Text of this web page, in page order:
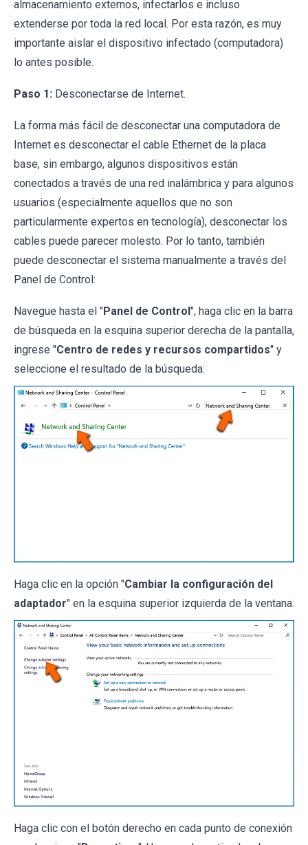
almacenamiento externos, infectarlos e incluso
extenderse por toda la red local. Por esta razón, es muy
importante aislar el dispositivo infectado (computadora)
lo antes posible.
Paso 1: Desconectarse de Internet.
La forma más fácil de desconectar una computadora de
Internet es desconectar el cable Ethernet de la placa
base, sin embargo, algunos dispositivos están
conectados a través de una red inalámbrica y para algunos
usuarios (especialmente aquellos que no son
particularmente expertos en tecnología), desconectar los
cables puede parecer molesto. Por lo tanto, también
puede desconectar el sistema manualmente a través del
Panel de Control:
Navegue hasta el "Panel de Control", haga clic en la barra
de búsqueda en la esquina superior derecha de la pantalla,
ingrese "Centro de redes y recursos compartidos" y
seleccione el resultado de la búsqueda:
Haga clic en la opción "Cambiar la configuración del
adaptador" en la esquina superior izquierda de la ventana:
Haga clic con el botón derecho en cada punto de conexión